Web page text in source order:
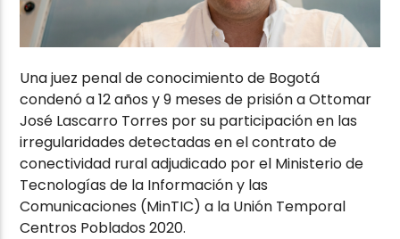
Una juez penal de conocimiento de Bogotá
condenó a 12 años y 9 meses de prisión a Ottomar
José Lascarro Torres por su participación en las
irregularidades detectadas en el contrato de
conectividad rural adjudicado por el Ministerio de
Tecnologías de la Información y las
Comunicaciones (MinTIC) a la Unión Temporal
Centros Poblados 2020.